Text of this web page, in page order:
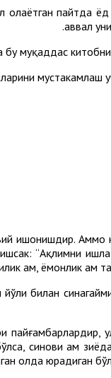
олаётган
аввал
муқаддас китобни
мустаҳкамлаш
ишонишдир. Аммо
“Ақлимни
ҳам, ёмонлик ҳам
билан
синови ҳам
ҳолда юрадиган